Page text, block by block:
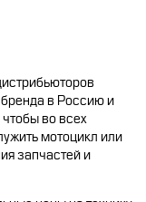
в Россию и
во всех
мотоцикл или
запчастей и